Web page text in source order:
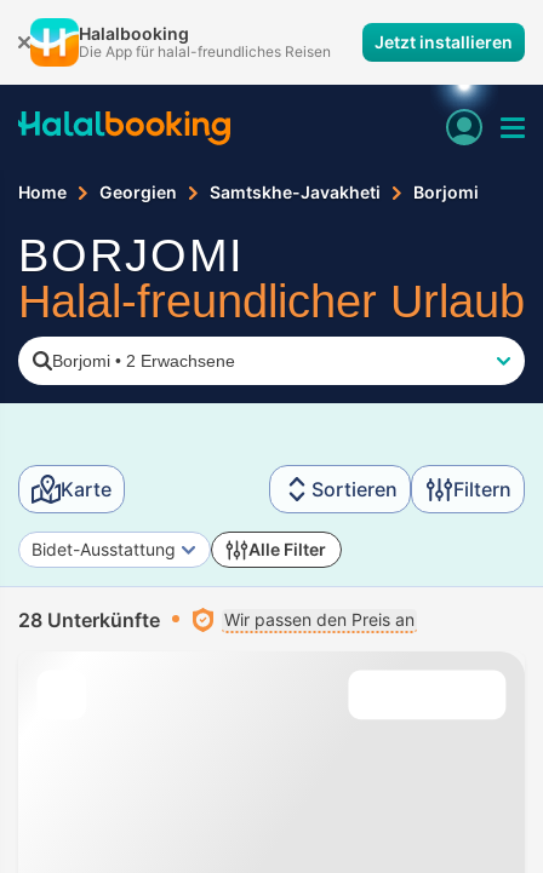
Halalbooking
Die App für halal-freundliches Reisen Jetzt installieren
Home Georgien Samtskhe-Javakheti Borjomi
BORJOMI
Halal-freundlicher Urlaub
Borjomi • 2 Erwachsene
Karte Sortieren Filtern
Bidet-Ausstattung Alle Filter
28 Unterkünfte Wir passen den Preis an